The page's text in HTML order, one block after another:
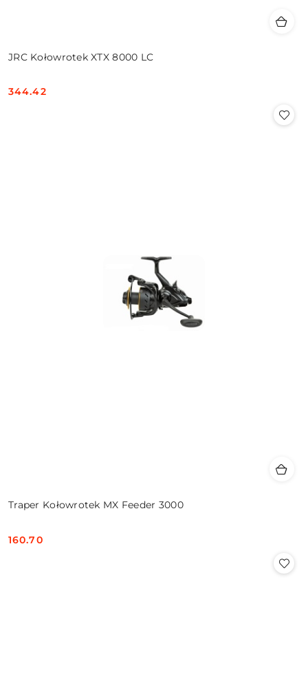
JRC Kołowrotek XTX 8000 LC
Cena:
344.42
Traper Kołowrotek MX Feeder 3000
Cena:
160.70